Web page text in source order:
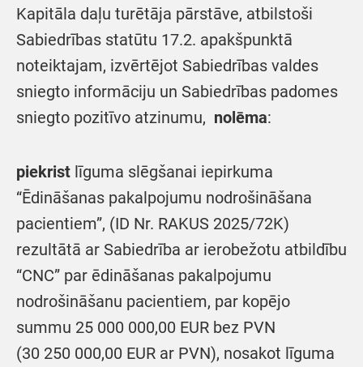
Kapitāla daļu turētāja pārstāve, atbilstoši
Sabiedrības statūtu 17.2. apakšpunktā
noteiktajam, izvērtējot Sabiedrības valdes
sniegto informāciju un Sabiedrības padomes
sniegto pozitīvo atzinumu, nolēma:
piekrist līguma slēgšanai iepirkuma
“Ēdināšanas pakalpojumu nodrošināšana
pacientiem”, (ID Nr. RAKUS 2025/72K)
rezultātā ar Sabiedrība ar ierobežotu atbildību
“CNC” par ēdināšanas pakalpojumu
nodrošināšanu pacientiem, par kopējo
summu 25 000 000,00 EUR bez PVN
(30 250 000,00 EUR ar PVN), nosakot līguma